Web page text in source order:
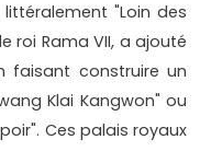
"Loin des
roi Rama VII, a ajouté
faisant construire un
Klai Kangwon" ou
Ces palais royaux